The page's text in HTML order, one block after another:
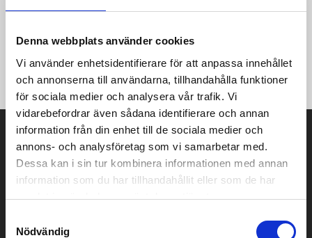
Denna webbplats använder cookies
Vi använder enhetsidentifierare för att anpassa innehållet
och annonserna till användarna, tillhandahålla funktioner
för sociala medier och analysera vår trafik. Vi
vidarebefordrar även sådana identifierare och annan
information från din enhet till de sociala medier och
annons- och analysföretag som vi samarbetar med.
Dessa kan i sin tur kombinera informationen med annan
information som du har tillhandahållit eller som de har
samlat in när du har använt deras tjänster.
Nödvändig
den silverfärgade sidan är mot kroppen skyddar den mot kyla.
Filtens storlek är 160 x 210 cm. Den är reglerad, testad och
certifierad som medicinsk utrustning klass I enligt direktivet om
medicinsk utrustning MDD 93/42/EEC den 14 juni 1993. PET.
Prisuppgift på mailen?
Kontakta oss här för att få förslag på produkt och pris över
mailen.